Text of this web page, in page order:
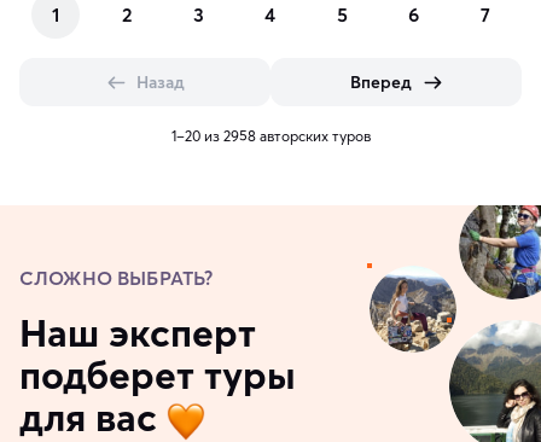
1 2 3 4 5 6 7
Назад Вперед
1–20 из 2958 авторских туров
СЛОЖНО ВЫБРАТЬ?
Наш эксперт
подберет туры
для вас